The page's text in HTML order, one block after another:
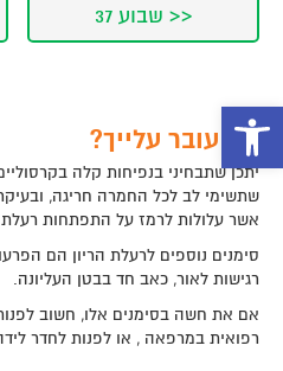
פתח סרגל נגישות
<< שבוע 37
מה עובר עלייך?
יתכן שתבחיני בנפיחות קלה
שתשימי לב לכל החמרה חריגה,
אשר עלולות לרמז על התפתחות רעלת
סימנים נוספים לרעלת הריון הם
רגישות לאור, כאב חד בבטן העליונה.
אם את חשה בסימנים אלו, חשוב
רפואית במרפאה , או לפנות לחדר